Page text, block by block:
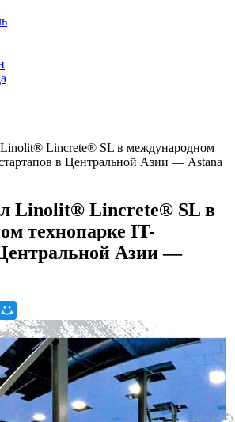
Lincrete® SL в международном
в Центральной Азии — Astana
Linolit® Lincrete® SL в
технопарке IT-
Азии —